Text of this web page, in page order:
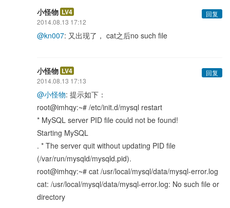
小怪物 LV4
回复
2014.08.13 17:12
@kn007: 又出现了， cat之后no such file
小怪物 LV4
回复
2014.08.13 17:13
@小怪物: 提示如下：
root@imhqy:~# /etc/init.d/mysql restart
* MySQL server PID file could not be found!
Starting MySQL
. * The server quit without updating PID file
(/var/run/mysqld/mysqld.pid).
root@imhqy:~# cat /usr/local/mysql/data/mysql-error.log
cat: /usr/local/mysql/data/mysql-error.log: No such file or
directory